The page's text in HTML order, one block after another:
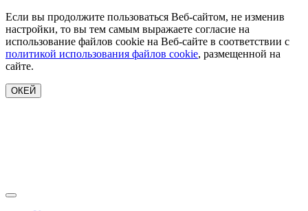
Если вы продолжите пользоваться Веб-сайтом, не изменив
настройки, то вы тем самым выражаете согласие на
использование файлов cookie на Веб-сайте в соответствии с
политикой использования файлов cookie, размещенной на
сайте.
ОКЕЙ